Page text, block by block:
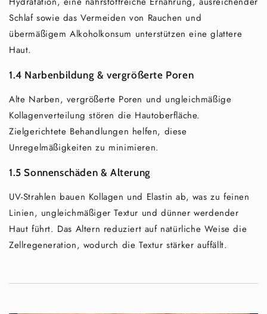
Schlaf sowie das Vermeiden von Rauchen und
übermäßigem Alkoholkonsum unterstützen eine glattere
Haut.
1.4 Narbenbildung & vergrößerte Poren
Alte Narben, vergrößerte Poren und ungleichmäßige
Kollagenverteilung stören die Hautoberfläche.
Zielgerichtete Behandlungen helfen, diese
Unregelmäßigkeiten zu minimieren.
1.5 Sonnenschäden & Alterung
UV-Strahlen bauen Kollagen und Elastin ab, was zu feinen
Linien, ungleichmäßiger Textur und dünner werdender
Haut führt. Das Altern reduziert auf natürliche Weise die
Zellregeneration, wodurch die Textur stärker auffällt.